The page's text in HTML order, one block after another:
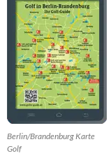
Berlin/Brandenburg Karte
Golf